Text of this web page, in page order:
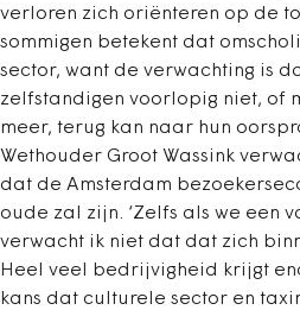
verloren zich oriënteren op de
sommigen betekent dat
sector, want de verwachting is
zelfstandigen voorlopig niet, of
meer, terug kan naar hun
Wethouder Groot Wassink
dat de Amsterdam
oude zal zijn. ‘Zelfs als we een
verwacht ik niet dat dat zich
Heel veel bedrijvigheid krijgt
kans dat culturele sector en